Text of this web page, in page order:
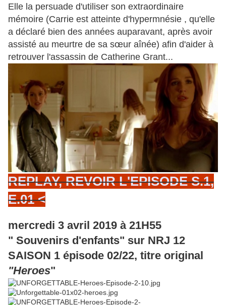
Elle la persuade d'utiliser son extraordinaire
mémoire (Carrie est atteinte d'hypermnésie , qu'elle
a déclaré bien des années auparavant, après avoir
assisté au meurtre de sa sœur aînée) afin d'aider à
retrouver l'assassin de Catherine Grant...
REPLAY, REVOIR L'EPISODE S.1,
E.01 <
mercredi 3 avril 2019 à 21H55
" Souvenirs d'enfants" sur NRJ 12
SAISON 1 épisode 02/22, titre original
"Heroes"